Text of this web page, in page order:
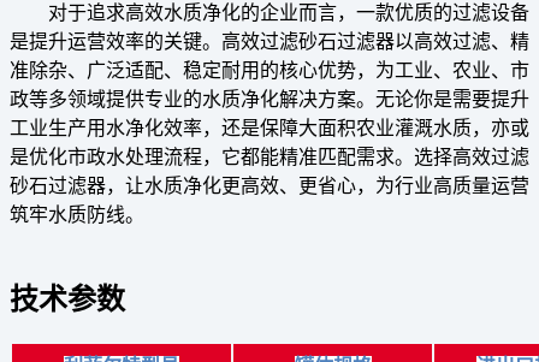
对于追求高效水质净化的企业而言，一款优质的过滤设备
是提升运营效率的关键。高效过滤砂石过滤器以高效过滤、精
准除杂、广泛适配、稳定耐用的核心优势，为工业、农业、市
政等多领域提供专业的水质净化解决方案。无论你是需要提升
工业生产用水净化效率，还是保障大面积农业灌溉水质，亦或
是优化市政水处理流程，它都能精准匹配需求。选择高效过滤
砂石过滤器，让水质净化更高效、更省心，为行业高质量运营
筑牢水质防线。
技术参数